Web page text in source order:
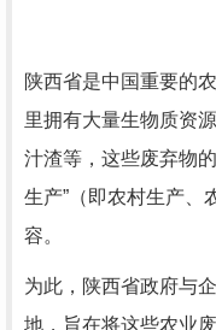
陕西省是中国重要的
里拥有大量生物质资
汁渣等，这些废弃物
生产”（即农村生产、
容。
为此，陕西省政府与
地，旨在将这些农业